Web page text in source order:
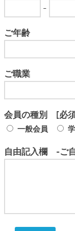
-
ご年齢
ご職業
会員の種別 [必
一般会員
自由記入欄 -ご